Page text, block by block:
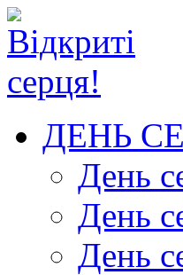
ДЕНЬ
День
День
День